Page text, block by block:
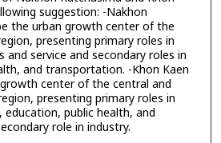
suggestion: -Nakhon
the urban growth center of the
presenting primary roles in
and service and secondary roles in
and transportation. -Khon Kaen
center of the central and
presenting primary roles in
education, public health, and
role in industry.